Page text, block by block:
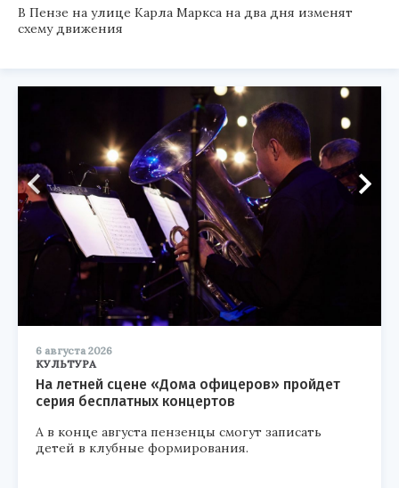
В Пензе на улице Карла Маркса на два дня изменят
схему движения
6 августа 2026
КУЛЬТУРА
На летней сцене «Дома офицеров» пройдет
серия бесплатных концертов
А в конце августа пензенцы смогут записать
детей в клубные формирования.